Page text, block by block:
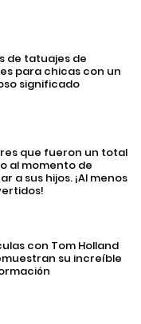
de tatuajes de
para chicas con un
significado
que fueron un total
al momento de
a sus hijos. ¡Al menos
con Tom Holland
su increíble